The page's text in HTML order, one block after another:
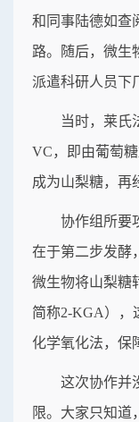
和同事陆德如查
路。随后，微生
派遣科研人员下
当时，莱氏
VC，即由葡萄
成为山梨糖，再
协作组所要
在于第二步发酵
微生物将山梨糖
简称2-KGA），
化学氧化法，保
这次协作并
限。大家只知道